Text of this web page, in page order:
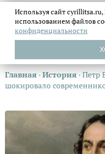
Главная ›История ›Петр
шокировало
Используя сайт cyrillitsa.ru,
использованием файлов
конфиденциальности